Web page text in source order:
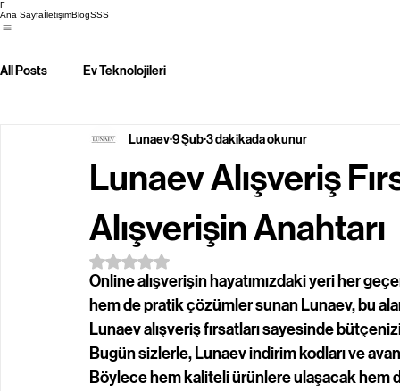
Γ
Ana SayfaİletişimBlogSSS
All Posts Ev Teknolojileri
Lunaev Alışveriş
Alışverişin Anahtarı
Lunaev9 Şub3 dakikada okunur
5 üzerinden NaN yıldız
Online alışverişin hayatımızdaki yeri her
hem de pratik çözümler sunan Lunaev, bu
Lunaev alışveriş fırsatları sayesinde
Bugün sizlerle, Lunaev indirim kodları ve
Böylece hem kaliteli ürünlere ulaşacak hem